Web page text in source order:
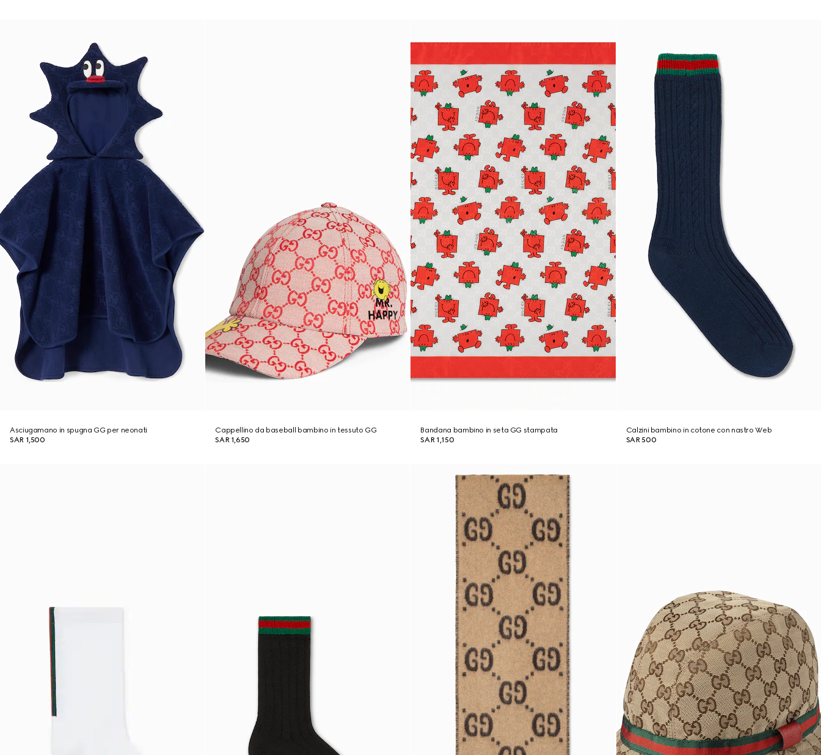
Asciugamano in spugna GG per neonati
SAR 1,500
Cappellino da baseball bambino in tessuto GG
SAR 1,650
Bandana bambino in seta GG stampata
SAR 1,150
Calzini bambino in cotone con nastro Web
SAR 500